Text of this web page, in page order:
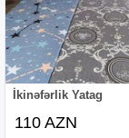
İkinəfərlik Yatag
110 AZN